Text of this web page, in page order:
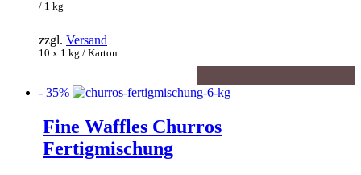
122,50€
ist:
10 x 1 kg / Karton
/ 1 kg
zzgl. Versand
- 35%
Fine Waffles Churros
Fertigmischung